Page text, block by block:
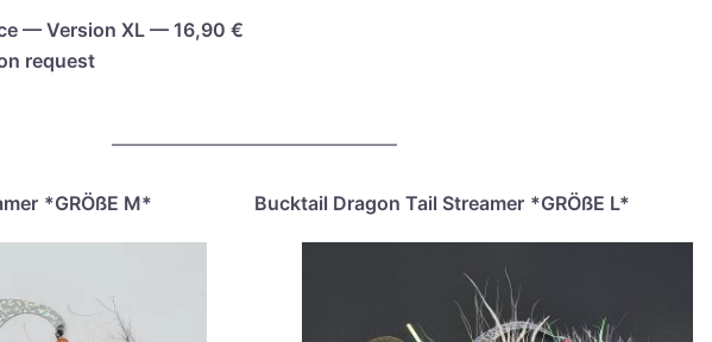
— Ver­si­on XL — 16,90 €
request
———————————————
*GRÖ­ßE M* Buck­tail Dra­gon Tail Strea­mer *GRÖ­ßE L*